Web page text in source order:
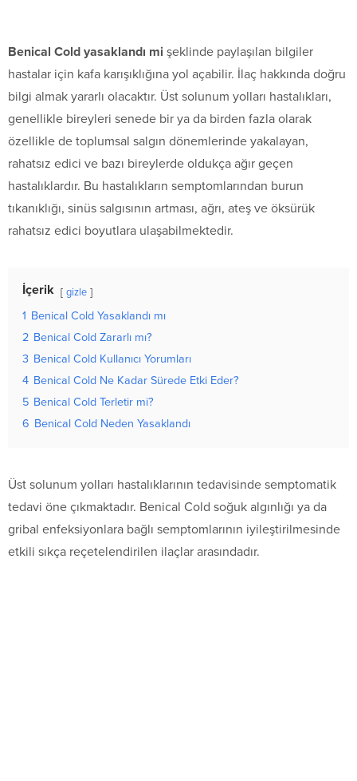
Benical Cold yasaklandı mi şeklinde paylaşılan bilgiler
hastalar için kafa karışıklığına yol açabilir. İlaç hakkında doğru
bilgi almak yararlı olacaktır. Üst solunum yolları hastalıkları,
genellikle bireyleri senede bir ya da birden fazla olarak
özellikle de toplumsal salgın dönemlerinde yakalayan,
rahatsız edici ve bazı bireylerde oldukça ağır geçen
hastalıklardır. Bu hastalıkların semptomlarından burun
tıkanıklığı, sinüs salgısının artması, ağrı, ateş ve öksürük
rahatsız edici boyutlara ulaşabilmektedir.
İçerik gizle
1 Benical Cold Yasaklandı mı
2 Benical Cold Zararlı mı?
3 Benical Cold Kullanıcı Yorumları
4 Benical Cold Ne Kadar Sürede Etki Eder?
5 Benical Cold Terletir mi?
6 Benical Cold Neden Yasaklandı
Üst solunum yolları hastalıklarının tedavisinde semptomatik
tedavi öne çıkmaktadır. Benical Cold soğuk algınlığı ya da
gribal enfeksiyonlara bağlı semptomlarının iyileştirilmesinde
etkili sıkça reçetelendirilen ilaçlar arasındadır.